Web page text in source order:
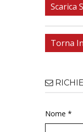
Scarica
Torna
Nome *